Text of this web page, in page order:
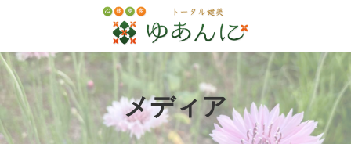
ン
ツ
キ
ー
シ
に
メディア